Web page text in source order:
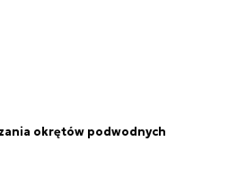
okrętów podwodnych